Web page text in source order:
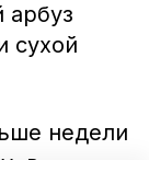
арбуз
сухой
недели
в